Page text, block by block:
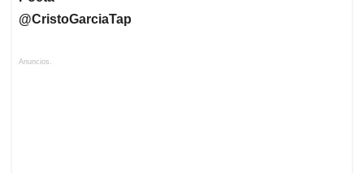
@CristoGarciaTap
Anuncios.